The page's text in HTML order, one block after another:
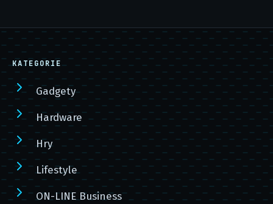
KATEGORIE
Gadgety
Hardware
Hry
Lifestyle
ON-LINE Business